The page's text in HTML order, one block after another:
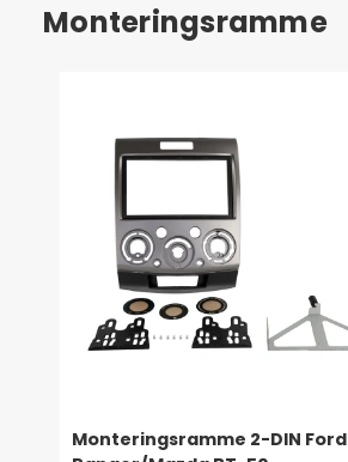
Monteringsramme
Monteringsramme 2-DIN Ford